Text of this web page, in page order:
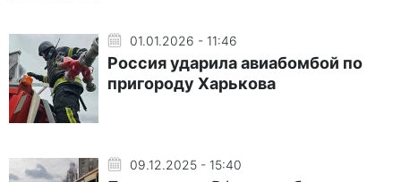
01.01.2026 - 11:46
Россия ударила авиабомбой по
пригороду Харькова
09.12.2025 - 15:40